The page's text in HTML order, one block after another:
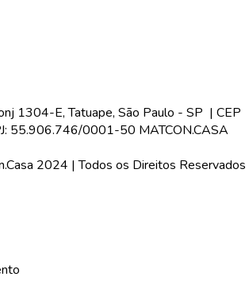
1304-E, Tatuape, São Paulo - SP | CEP
55.906.746/0001-50 MATCON.CASA
2024 | Todos os Direitos Reservados